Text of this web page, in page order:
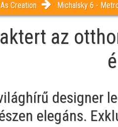
As Creation Michalsky 6 -
az
designer
elegáns.